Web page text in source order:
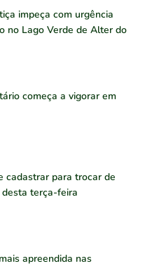
impeça com urgência
no Lago Verde de Alter do
começa a vigorar em
cadastrar para trocar de
terça-feira
apreendida nas